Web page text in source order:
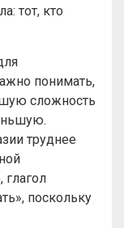
тот, кто
понимать,
сложность
труднее
глагол
поскольку